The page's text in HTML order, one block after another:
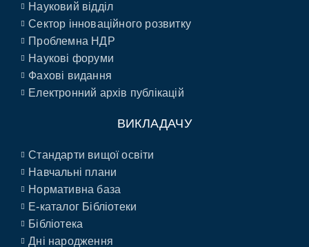
Науковий відділ
Сектор інноваційного розвитку
Проблемна НДР
Наукові форуми
Фахові видання
Електронний архів публікацій
ВИКЛАДАЧУ
Стандарти вищої освіти
Навчальні плани
Нормативна база
E-каталог Бібліотеки
Бібліотека
Дні народження